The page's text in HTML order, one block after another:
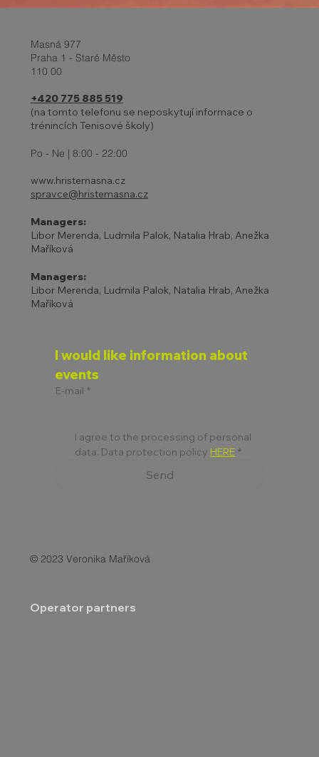
Masná 977
Praha 1 - Staré Město
110 00
+420 775 885 519
(na tomto telefonu se neposkytují informace o
trénincích Tenisové školy)
Po - Ne | 8:00 - 22:00
www.hristemasna.cz
spravce@hristemasna.cz
Managers:
Libor Merenda, Ludmila Palok, Natalia Hrab, Anežka
Maříková
Managers:
Libor Merenda, Ludmila Palok, Natalia Hrab, Anežka
Maříková
I would like information about
events
E-mail *
I agree to the processing of personal
data. Data protection policy HERE *
Send
© 2023 Veronika Maříková
Operator partners